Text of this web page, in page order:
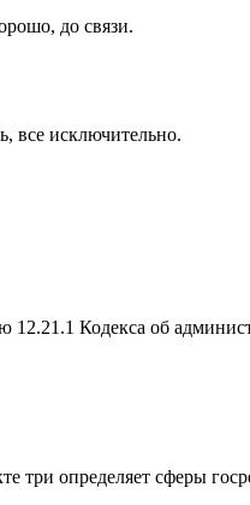
до связи.
все исключительно.
12.21.1 Кодекса об
три определяет сферы